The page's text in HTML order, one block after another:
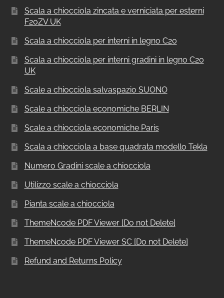
Scala a chiocciola zincata e verniciata per esterni
F20ZV UK
Scala a chiocciola per interni in legno C20
Scala a chiocciola per interni gradini in legno C20
UK
Scale a chiocciola salvaspazio SUONO
Scale a chiocciola economiche BERLIN
Scale a chiocciola economiche Paris
Scala a chiocciola a base quadrata modello Tekla
Numero Gradini scale a chiocciola
Utilizzo scale a chiocciola
Pianta scale a chiocciola
ThemeNcode PDF Viewer [Do not Delete]
ThemeNcode PDF Viewer SC [Do not Delete]
Refund and Returns Policy